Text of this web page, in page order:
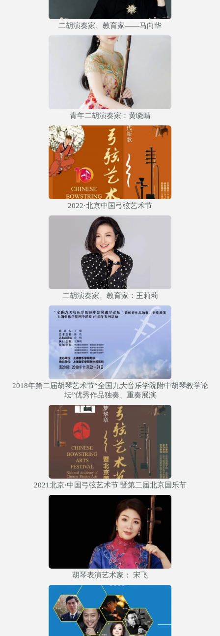
二胡演奏家、教育家——马向华
青年二胡演奏家：黄晓晴
2022·北京中国弓弦艺术节
二胡演奏家、教育家：王莉莉
2018年第二届胡琴艺术节“全国九大音乐学院附中胡琴教学论
坛”优秀作品独奏、重奏展演
2021北京·中国弓弦艺术节 暨第二届北京国乐节
胡琴表演艺术家： 宋飞